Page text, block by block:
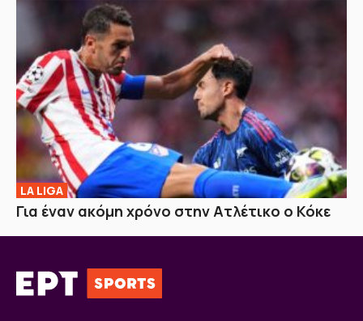
LA LIGA
Για έναν ακόμη χρόνο στην Ατλέτικο ο Κόκε